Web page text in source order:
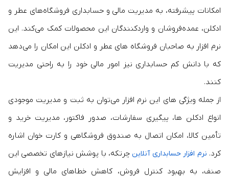
امکانات پیشرفته، به مدیریت مالی و حسابداری فروشگاه‌های عطر و
ادکلن، عمده‌فروشان و واردکنندگان این محصولات کمک می‌کند. این
نرم افزار به صاحبان فروشگاه های عطر و ادکلن این امکان را می‌دهد
که با دانش کم حسابداری نیز امور مالی خود را به راحتی مدیریت
کنند.
از جمله ویژگی‌ های این نرم افزار می‌توان به ثبت و مدیریت موجودی
انواع ادکلن‌ ها، پیگیری سفارشات، صدور فاکتور، مدیریت خرید و
تأمین کالا، امکان اتصال به صندوق فروشگاهی و کارت خوان اشاره
کرد. نرم‌ افزار حسابداری آنلاین چرتکه، با پوشش نیازهای تخصصی این
صنف، به بهبود کنترل فروش، کاهش خطاهای مالی و افزایش